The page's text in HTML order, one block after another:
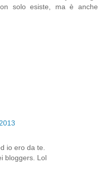
solo esiste, ma è anche
io ero da te.
bloggers. Lol